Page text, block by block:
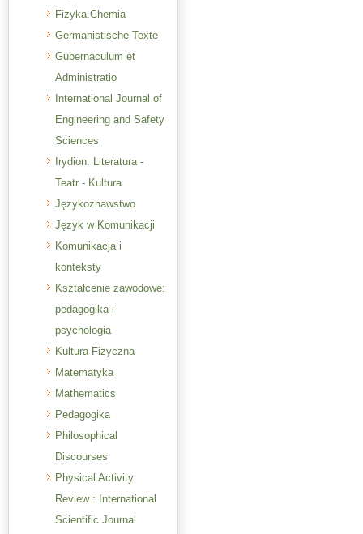
Fizyka.Chemia
Germanistische Texte
Gubernaculum et
Administratio
International Journal of
Engineering and Safety
Sciences
Irydion. Literatura -
Teatr - Kultura
Językoznawstwo
Język w Komunikacji
Komunikacja i
konteksty
Kształcenie zawodowe:
pedagogika i
psychologia
Kultura Fizyczna
Matematyka
Mathematics
Pedagogika
Philosophical
Discourses
Physical Activity
Review : International
Scientific Journal